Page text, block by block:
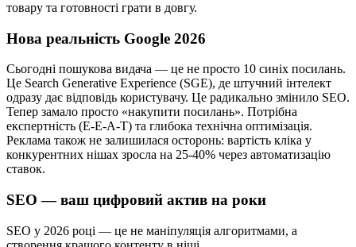
товару та готовності грати в довгу.
Нова реальність Google 2026
Сьогодні пошукова видача — це не просто 10 синіх посилань.
Це Search Generative Experience (SGE), де штучний інтелект
одразу дає відповідь користувачу. Це радикально змінило SEO.
Тепер замало просто «накупити посилань». Потрібна
експертність (E-E-A-T) та глибока технічна оптимізація.
Реклама також не залишилася осторонь: вартість кліка у
конкурентних нішах зросла на 25-40% через автоматизацію
ставок.
SEO — ваш цифровий актив на роки
SEO у 2026 році — це не маніпуляція алгоритмами, а